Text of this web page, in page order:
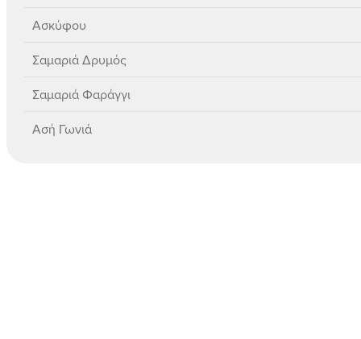
Ασκύφου
Σαμαριά Δρυμός
Σαμαριά Φαράγγι
Ασή Γωνιά